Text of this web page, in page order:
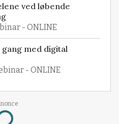
ved løbende
- ONLINE
med digital
- ONLINE